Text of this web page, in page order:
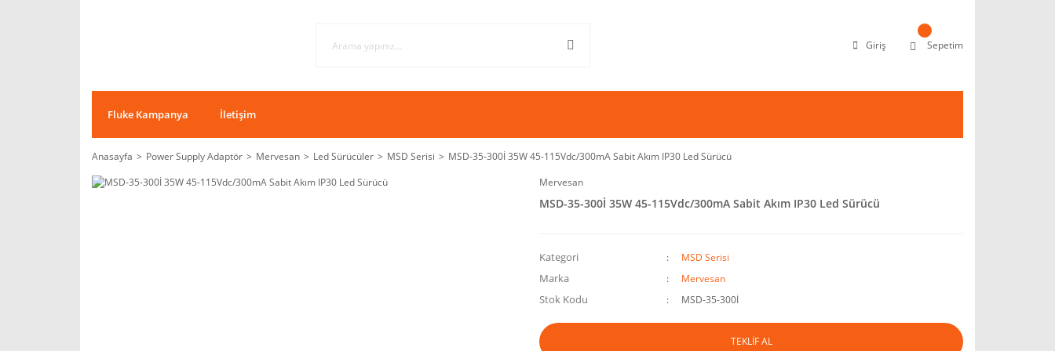
Giriş Sepetim
Fluke Kampanya İletişim
Anasayfa Power Supply Adaptör Mervesan Led Sürücüler MSD Serisi
MSD-35-300İ 35W 45-115Vdc/300mA Sabit Akım IP30 Led Sürücü
Mervesan
MSD-35-300İ 35W 45-115Vdc/300mA Sabit Akım IP30 Led Sürücü
Kategori MSD Serisi
Marka Mervesan
Stok Kodu MSD-35-300İ
TEKLİF AL